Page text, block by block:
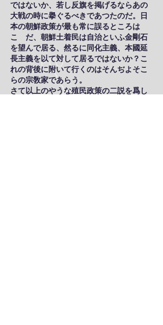
ではないか、若し反旗を掲げるならあの
大戦の時に擧ぐるべきであつたのだ。日
本の朝鮮政策が最も常に誤るところは
こゝだ、朝鮮土着民は自治といふ金剛石
を望んで居る、然るに同化主義、本國延
長主義を以て対して居るではないか？こ
れの背後に附いて行くのはそんぢよそこ
らの宗敎家であらう。
さて以上のやうな殖民政策の二説を爲し